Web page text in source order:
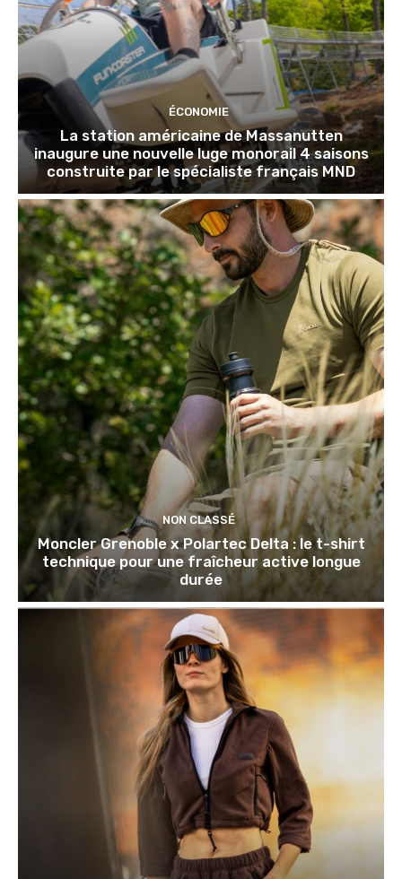
ÉCONOMIE
La station américaine de Massanutten
inaugure une nouvelle luge monorail 4 saisons
construite par le spécialiste français MND
NON CLASSÉ
Moncler Grenoble x Polartec Delta : le t-shirt
technique pour une fraîcheur active longue
durée